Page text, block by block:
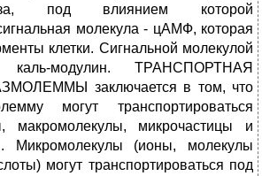
под влиянием которой
молекула - цАМФ, которая
клетки. Сигнальной молекулой
модулин. ТРАНСПОРТНАЯ
заключается в том, что
могут транспортироваться
макромолекулы, микрочастицы и
Микромолекулы (ионы, молекулы
могут транспортироваться под